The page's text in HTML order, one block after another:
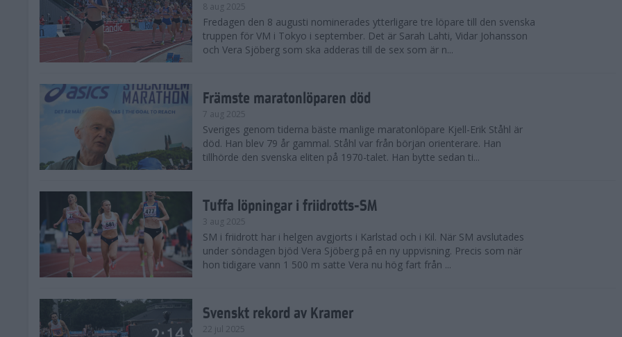
8 aug 2025
Fredagen den 8 augusti nominerades ytterligare tre löpare till den svenska
truppen för VM i Tokyo i september. Det är Sarah Lahti, Vidar Johansson
och Vera Sjöberg som ska adderas till de sex som är n...
Främste maratonlöparen död
7 aug 2025
Sveriges genom tiderna bäste manlige maratonlöpare Kjell-Erik Ståhl är
död. Han blev 79 år gammal. Ståhl var från början orienterare. Han
tillhörde den svenska eliten på 1970-talet. Han bytte sedan ti...
Tuffa löpningar i friidrotts-SM
3 aug 2025
SM i friidrott har i helgen avgjorts i Karlstad och i Kil. När SM avslutades
under söndagen bjöd Vera Sjöberg på en ny uppvisning. Precis som när
hon tidigare vann 1 500 m satte Vera nu hög fart från ...
Svenskt rekord av Kramer
22 jul 2025